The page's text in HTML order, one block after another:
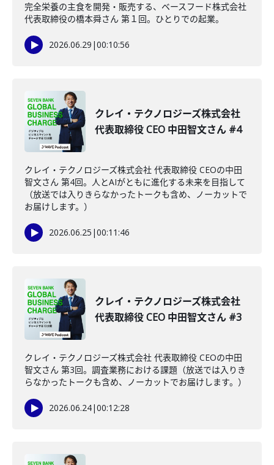
完全栄養の主食を開発・販売する、ベースフード株式会社
代表取締役の橋本舜さん 第１回。ひとりでの起業。
2026.06.29 |00:10:56
クレイ・テクノロジーズ株式会社
代表取締役 CEO 中田智文さん #4
クレイ・テクノロジーズ株式会社 代表取締役 CEOの中田
智文さん 第4回。人とAIがともに進化する未来を目指して
（放送では入りきらなかったトークも含め、ノーカットで
お届けします。）
2026.06.25 |00:11:46
クレイ・テクノロジーズ株式会社
代表取締役 CEO 中田智文さん #3
クレイ・テクノロジーズ株式会社 代表取締役 CEOの中田
智文さん 第3回。調査業務における課題（放送では入りき
らなかったトークも含め、ノーカットでお届けします。）
2026.06.24|00:12:28